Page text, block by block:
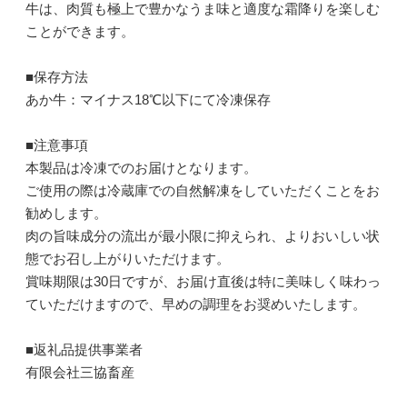
牛は、肉質も極上で豊かなうま味と適度な霜降りを楽しむ
ことができます。
■保存方法
あか牛：マイナス18℃以下にて冷凍保存
■注意事項
本製品は冷凍でのお届けとなります。
ご使用の際は冷蔵庫での自然解凍をしていただくことをお
勧めします。
肉の旨味成分の流出が最小限に抑えられ、よりおいしい状
態でお召し上がりいただけます。
賞味期限は30日ですが、お届け直後は特に美味しく味わっ
ていただけますので、早めの調理をお奨めいたします。
■返礼品提供事業者
有限会社三協畜産